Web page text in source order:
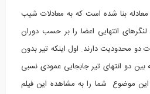
بنا شده است که به معادلات شیب
انتهایی اعضا را بر حسب دوران
دو محدودیت دارند. اول اینکه تیر بدون
دو انتهای تیر جابجایی عمودی نسبی
این موضوع شما را به مشاهده این فیلم